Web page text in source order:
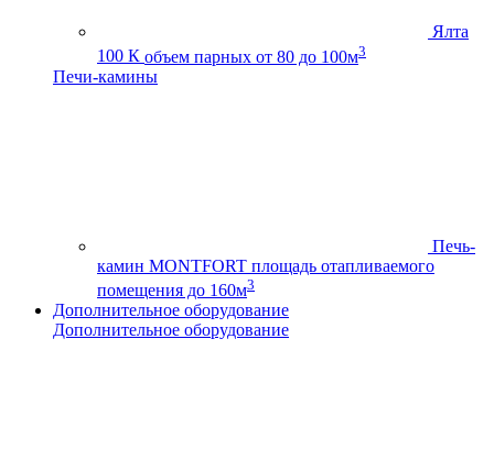
Ялта
100 К объем парных от 80 до 100м3
Печи-камины
Печь-
камин MONTFORT площадь отапливаемого
помещения до 160м3
Дополнительное оборудование
Дополнительное оборудование